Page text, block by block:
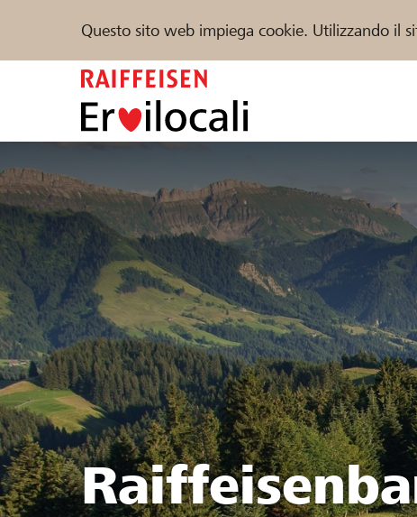
Questo sito web impiega cookie. Utilizzando il
Sostenere Aiuto & supporto
Trova progetti e organizzazioni
DE FR IT